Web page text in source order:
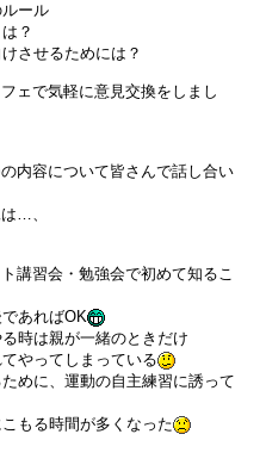
ール
？
させるためには？
ェで気軽に意見交換をしまし
内容について皆さんで話し合い
…、
講習会・勉強会で初めて知るこ
あればOK
時は親が一緒のときだけ
やってしまっている
めに、運動の自主練習に誘って
もる時間が多くなった